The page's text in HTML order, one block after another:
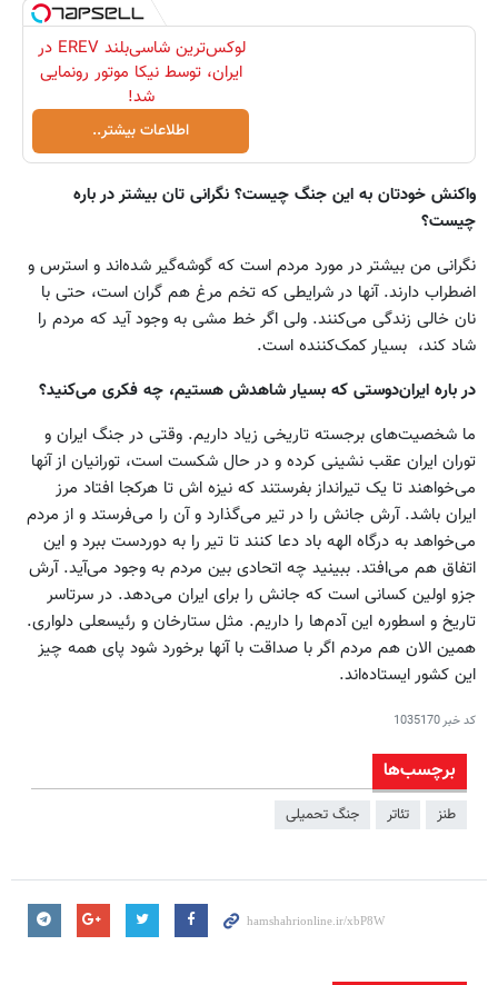
لوکس‌ترین شاسی‌بلند EREV در
ایران، توسط نیکا موتور رونمایی
شد!
اطلاعات بیشتر..
واکنش خودتان به این جنگ چیست؟ نگرانی تان بیشتر در باره
چیست؟
نگرانی من بیشتر در مورد مردم است که گوشه‌گیر شده‌اند و استرس و
اضطراب دارند. آنها در شرایطی که تخم مرغ هم گران است، حتی با
نان خالی زندگی می‌کنند. ولی اگر خط مشی به وجود آید که مردم را
شاد کند، ‌ بسیار کمک‌کننده است.
در باره ایران‌دوستی که بسیار شاهدش هستیم، چه فکری می‌کنید؟
ما شخصیت‌های برجسته تاریخی زیاد داریم. وقتی در جنگ ایران و
توران ایران عقب نشینی کرده و در حال شکست است، تورانیان از آنها
می‌خواهند تا یک تیرانداز بفرستند که نیزه اش تا هرکجا افتاد مرز
ایران باشد. آرش جانش را در تیر می‌گذارد و آن را می‌فرستد و از مردم
می‌خواهد به درگاه الهه باد دعا کنند تا تیر را به دوردست ببرد و این
اتفاق هم می‌افتد. ببینید چه اتحادی بین مردم به وجود می‌آید. آرش
جزو اولین کسانی است که جانش را برای ایران می‌دهد. در سرتاسر
تاریخ و اسطوره این آدم‌ها را داریم. مثل ستارخان و رئیسعلی دلواری.
همین الان هم مردم اگر با صداقت با آنها برخورد شود پای همه چیز
این کشور ایستاده‌اند.
کد خبر1035170
برچسب‌ها
طنز تئاتر جنگ تحمیلی